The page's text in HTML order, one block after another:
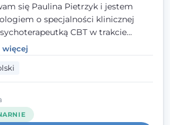
się Paulina Pietrzyk i jestem
o specjalności klinicznej
CBT w trakcie
Pracuję z dorosłymi, którzy
wsparcia w trudnych momentach -
lęku, przewlekłego stresu,
myśli, obniżonego nastroju,
czy kryzysu, a także po prostu
poznać siebie.
więcej